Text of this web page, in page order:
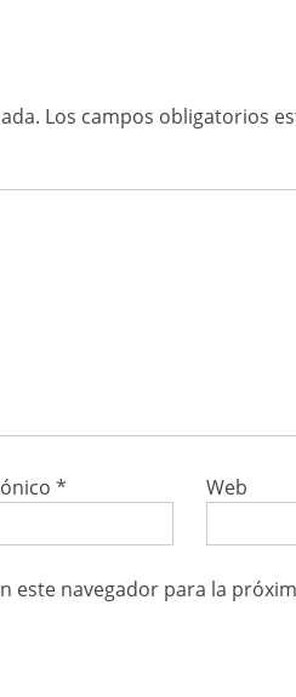
Los campos obligatorios
* Web
navegador para la